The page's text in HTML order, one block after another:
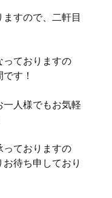
すので、二軒目
っておりますの
す！
人様でもお気軽
っておりますの
待ち申しており